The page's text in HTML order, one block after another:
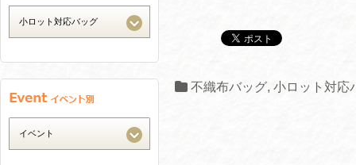
不織布バッグ, 小ロット対応